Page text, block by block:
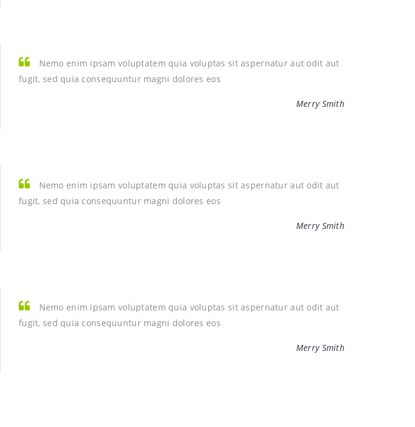
Nemo enim ipsam voluptatem quia voluptas sit aspernatur aut odit aut
fugit, sed quia consequuntur magni dolores eos
Merry Smith
Nemo enim ipsam voluptatem quia voluptas sit aspernatur aut odit aut
fugit, sed quia consequuntur magni dolores eos
Merry Smith
Nemo enim ipsam voluptatem quia voluptas sit aspernatur aut odit aut
fugit, sed quia consequuntur magni dolores eos
Merry Smith